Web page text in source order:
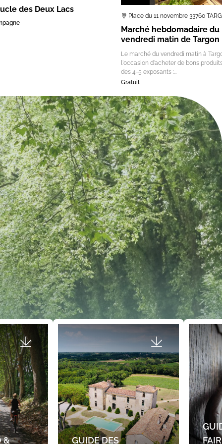
des Deux Lacs
Place du 11 novembre 33760
Marché hebdomadaire du
vendredi matin de Targon
Le marché du vendredi matin à
l'occasion d'acheter de bons
des 4-5 exposants :…
Gratuit
&
GUIDE DES